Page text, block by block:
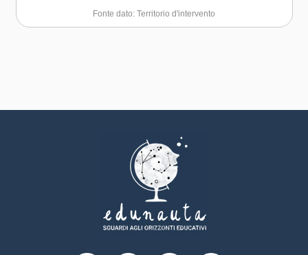
Fonte dato: Territorio d'intervento